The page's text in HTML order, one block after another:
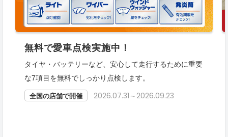
無料で愛車点検実施中！
タイヤ・バッテリーなど、安心して走行するために重要
な7項目を無料でしっかり点検します。
全国の店舗で開催 2026.07.31～2026.09.23